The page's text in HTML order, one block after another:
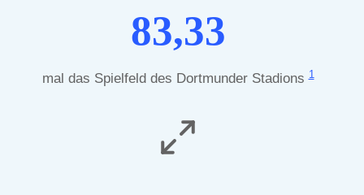
83,33
mal das Spielfeld des Dortmunder Stadions1